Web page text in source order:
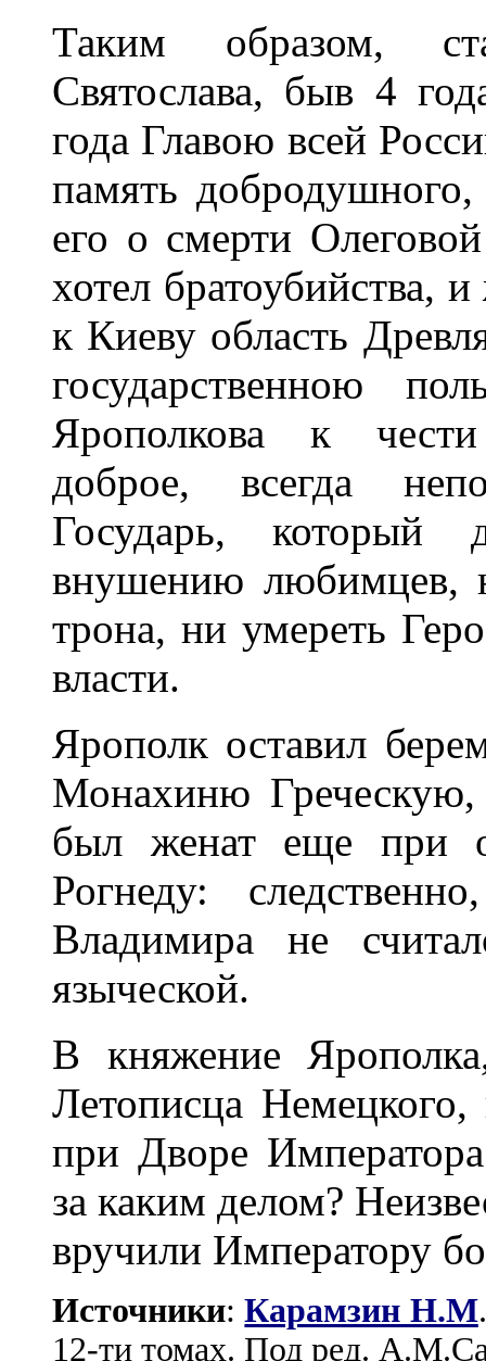
Таким образом,
Святослава, быв 4
года Главою всей
память
его о смерти
хотел братоубийства,
к Киеву область
государственною
Ярополкова к
доброе, всегда
Государь, который
внушению любимцев,
трона, ни умереть
власти.
Ярополк оставил
Монахиню Греческую,
был женат еще при
Рогнеду:
Владимира не
языческой.
В княжение
Летописца Немецкого,
при Дворе
за каким делом?
вручили Императору
Источники: Карамзин Н.М
12-ти томах. Под ред.